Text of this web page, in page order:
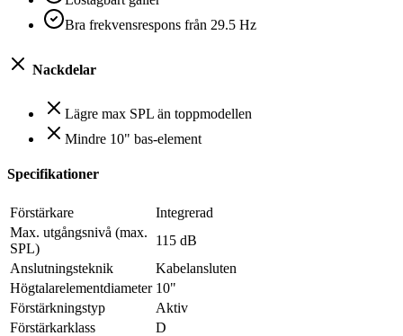
Bra frekvensrespons från 29.5 Hz
Nackdelar
Lägre max SPL än toppmodellen
Mindre 10" bas-element
Specifikationer
Förstärkare
Integrerad
Max. utgångsnivå (max.
SPL)
115 dB
Anslutningsteknik
Kabelansluten
Högtalarelementdiameter 10"
Förstärkningstyp
Aktiv
Förstärkarklass
D